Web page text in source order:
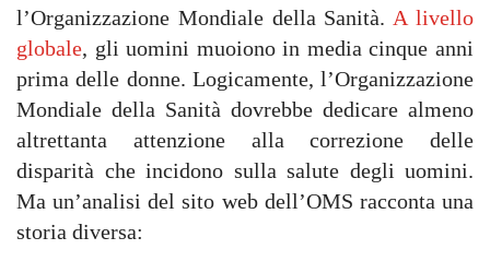
l’Organizzazione Mondiale della Sanità. A livello
globale, gli uomini muoiono in media cinque anni
prima delle donne. Logicamente, l’Organizzazione
Mondiale della Sanità dovrebbe dedicare almeno
altrettanta attenzione alla correzione delle
disparità che incidono sulla salute degli uomini.
Ma un’analisi del sito web dell’OMS racconta una
storia diversa: